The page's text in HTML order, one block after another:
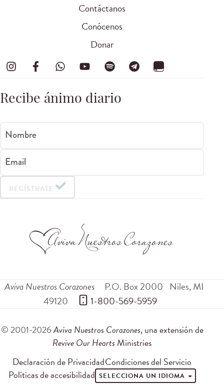
Contáctanos
Conócenos
Donar
Recibe ánimo diario
Nombre
Email
REGÍSTRATE
Aviva Nuestros Corazones P.O. Box 2000 Niles,MI
49120
1-800-569-5959
© 2001-2026Aviva Nuestros Corazones, una extensión de
Revive Our Hearts Ministries
Declaración de PrivacidadCondiciones del Servicio
Políticas de accesibilidad SELECCIONA UN IDIOMA